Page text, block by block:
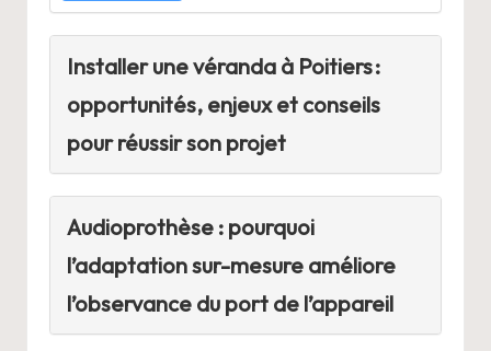
Installer une véranda à Poitiers :
opportunités, enjeux et conseils
pour réussir son projet
Audioprothèse : pourquoi
l’adaptation sur-mesure améliore
l’observance du port de l’appareil